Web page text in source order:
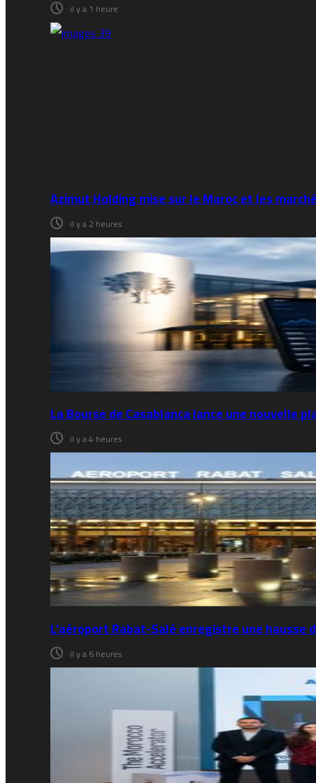
il y a 1 heure
Azimut Holding mise sur le Maroc et les
il y a 2 heures
La Bourse de Casablanca lance une nouvelle
il y a 4 heures
L’aéroport Rabat-Salé enregistre une hausse
il y a 6 heures